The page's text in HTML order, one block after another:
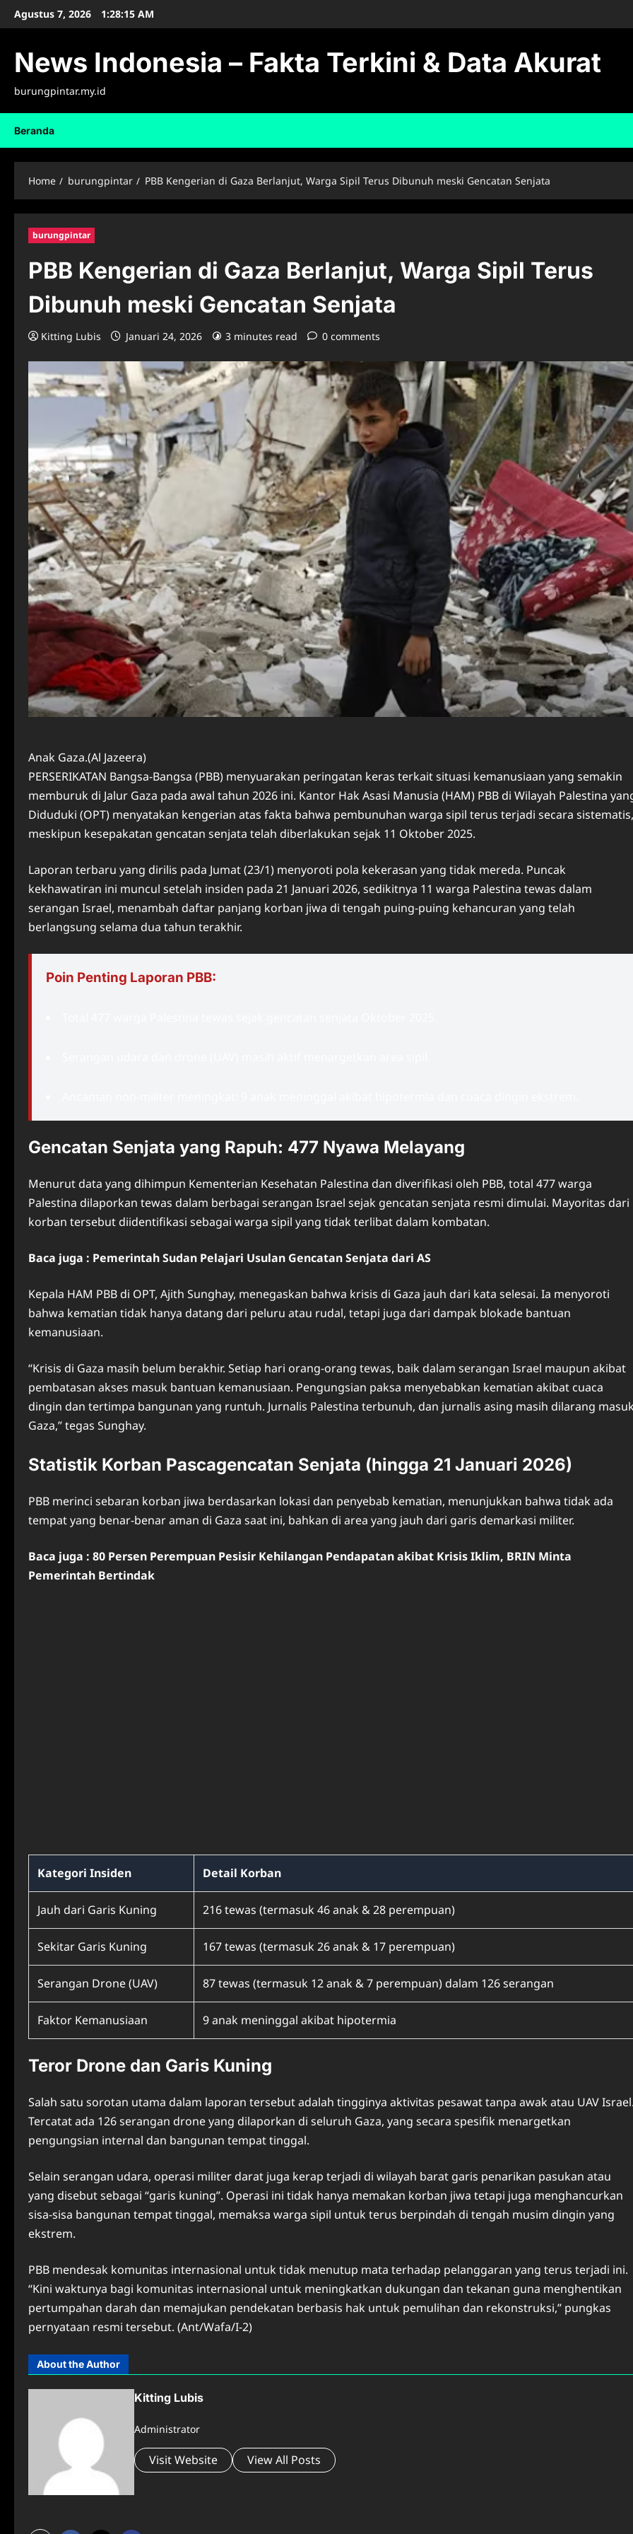
SkipAgustus 7, 2026 1:28:16 AM
News Indonesia – Fakta Terkini & Data Akurat
burungpintar.my.id
Beranda
Home burungpintar PBB Kengerian di Gaza Berlanjut, Warga Sipil Terus Dibunuh meski Gencatan Senjata
burungpintar
PBB Kengerian di Gaza Berlanjut, Warga Sipil Terus
Dibunuh meski Gencatan Senjata
Kitting Lubis Januari 24, 2026 3 minutes read 0 comments
Anak Gaza.(Al Jazeera)
PERSERIKATAN Bangsa-Bangsa (PBB) menyuarakan peringatan keras terkait situasi kemanusiaan yang semakin
memburuk di Jalur Gaza pada awal tahun 2026 ini. Kantor Hak Asasi Manusia (HAM) PBB di Wilayah Palestina
Diduduki (OPT) menyatakan kengerian atas fakta bahwa pembunuhan warga sipil terus terjadi secara sistematis,
meskipun kesepakatan gencatan senjata telah diberlakukan sejak 11 Oktober 2025.
Laporan terbaru yang dirilis pada Jumat (23/1) menyoroti pola kekerasan yang tidak mereda. Puncak
kekhawatiran ini muncul setelah insiden pada 21 Januari 2026, sedikitnya 11 warga Palestina tewas dalam
serangan Israel, menambah daftar panjang korban jiwa di tengah puing-puing kehancuran yang telah
berlangsung selama dua tahun terakhir.
Poin Penting Laporan PBB:
Gencatan Senjata yang Rapuh: 477 Nyawa Melayang
Menurut data yang dihimpun Kementerian Kesehatan Palestina dan diverifikasi oleh PBB, total 477 warga
Palestina dilaporkan tewas dalam berbagai serangan Israel sejak gencatan senjata resmi dimulai. Mayoritas dari
korban tersebut diidentifikasi sebagai warga sipil yang tidak terlibat dalam kombatan.
Baca juga : Pemerintah Sudan Pelajari Usulan Gencatan Senjata dari AS
Kepala HAM PBB di OPT, Ajith Sunghay, menegaskan bahwa krisis di Gaza jauh dari kata selesai. Ia menyoroti
bahwa kematian tidak hanya datang dari peluru atau rudal, tetapi juga dari dampak blokade bantuan
kemanusiaan.
“Krisis di Gaza masih belum berakhir. Setiap hari orang-orang tewas, baik dalam serangan Israel maupun akibat
pembatasan akses masuk bantuan kemanusiaan. Pengungsian paksa menyebabkan kematian akibat cuaca
dingin dan tertimpa bangunan yang runtuh. Jurnalis Palestina terbunuh, dan jurnalis asing masih dilarang
Gaza,” tegas Sunghay.
Statistik Korban Pascagencatan Senjata (hingga 21 Januari 2026)
PBB merinci sebaran korban jiwa berdasarkan lokasi dan penyebab kematian, menunjukkan bahwa tidak ada
tempat yang benar-benar aman di Gaza saat ini, bahkan di area yang jauh dari garis demarkasi militer.
Baca juga : 80 Persen Perempuan Pesisir Kehilangan Pendapatan akibat Krisis Iklim, BRIN Minta
Pemerintah Bertindak
Kategori Insiden Detail Korban
Jauh dari Garis Kuning 216 tewas (termasuk 46 anak & 28 perempuan)
Sekitar Garis Kuning 167 tewas (termasuk 26 anak & 17 perempuan)
Serangan Drone (UAV) 87 tewas (termasuk 12 anak & 7 perempuan) dalam 126 serangan
Faktor Kemanusiaan 9 anak meninggal akibat hipotermia
Teror Drone dan Garis Kuning
Salah satu sorotan utama dalam laporan tersebut adalah tingginya aktivitas pesawat tanpa awak atau UAV
Tercatat ada 126 serangan drone yang dilaporkan di seluruh Gaza, yang secara spesifik menargetkan
pengungsian internal dan bangunan tempat tinggal.
Selain serangan udara, operasi militer darat juga kerap terjadi di wilayah barat garis penarikan pasukan atau
yang disebut sebagai “garis kuning”. Operasi ini tidak hanya memakan korban jiwa tetapi juga menghancurkan
sisa-sisa bangunan tempat tinggal, memaksa warga sipil untuk terus berpindah di tengah musim dingin yang
ekstrem.
PBB mendesak komunitas internasional untuk tidak menutup mata terhadap pelanggaran yang terus terjadi ini.
“Kini waktunya bagi komunitas internasional untuk meningkatkan dukungan dan tekanan guna menghentikan
pertumpahan darah dan memajukan pendekatan berbasis hak untuk pemulihan dan rekonstruksi,” pungkas
pernyataan resmi tersebut. (Ant/Wafa/I-2)
About the Author
Kitting Lubis
Administrator
Visit Website View All Posts